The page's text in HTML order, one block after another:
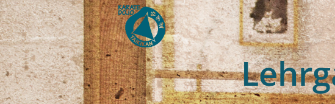
Zum
Inhalt
springen